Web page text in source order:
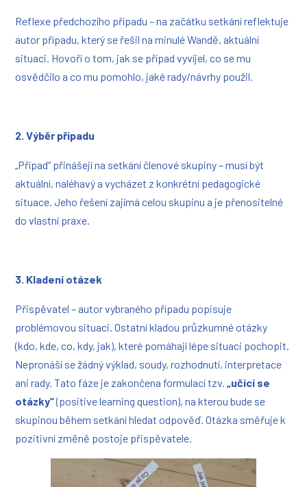
Reflexe předchozího případu – na začátku setkání reflektuje
autor případu, který se řešil na minulé Wandě, aktuální
situaci. Hovoří o tom, jak se případ vyvíjel, co se mu
osvědčilo a co mu pomohlo, jaké rady/návrhy použil.
2. Výběr případu
„Případ“ přinášejí na setkání členové skupiny – musí být
aktuální, naléhavý a vycházet z konkrétní pedagogické
situace. Jeho řešení zajímá celou skupinu a je přenositelné
do vlastní praxe.
3. Kladení otázek
Přispěvatel – autor vybraného případu popisuje
problémovou situaci. Ostatní kladou průzkumné otázky
(kdo, kde, co, kdy, jak), které pomáhají lépe situaci pochopit.
Nepronáší se žádný výklad, soudy, rozhodnutí, interpretace
ani rady. Tato fáze je zakončena formulací tzv.„učící se
otázky“(positive learning question), na kterou bude se
skupinou během setkání hledat odpověď. Otázka směřuje k
pozitivní změně postoje přispěvatele.